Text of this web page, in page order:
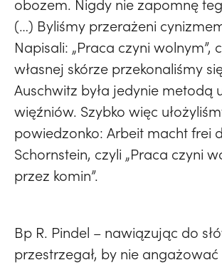
obozem. Nigdy nie zapomnę
(…) Byliśmy przerażeni
Napisali: „Praca czyni wolnym”,
własnej skórze przekonaliśmy
Auschwitz była jedynie metodą
więźniów. Szybko więc
powiedzonko: Arbeit macht frei
Schornstein, czyli „Praca czyni
przez komin”.
Bp R. Pindel – nawiązując do
przestrzegał, by nie